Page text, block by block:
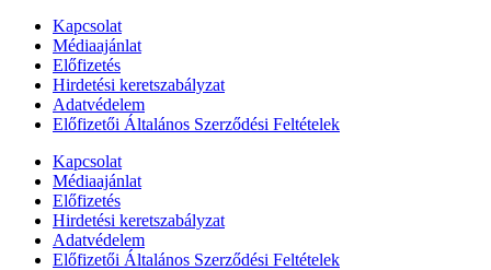
Kapcsolat
Médiaajánlat
Előfizetés
Hirdetési keretszabályzat
Adatvédelem
Előfizetői Általános Szerződési Feltételek
Kapcsolat
Médiaajánlat
Előfizetés
Hirdetési keretszabályzat
Adatvédelem
Előfizetői Általános Szerződési Feltételek